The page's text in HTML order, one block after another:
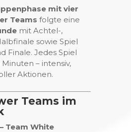
mit vier
Teams folgte eine
mit Achtel-,
sowie Spiel
Finale. Jedes Spiel
– intensiv,
Aktionen.
Teams im
Team White